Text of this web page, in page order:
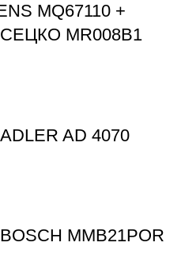
MQ67110 +
MR008B1
AD 4070
MMB21POR